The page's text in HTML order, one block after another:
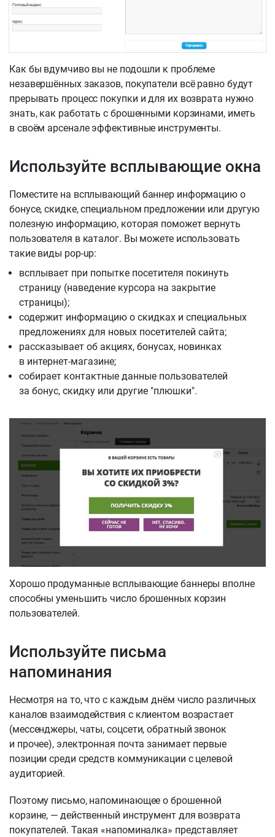
Как бы вдумчиво вы не подошли к проблеме
незавершённых заказов, покупатели всё равно будут
прерывать процесс покупки и для их возврата нужно
знать, как работать с брошенными корзинами, иметь
в своём арсенале эффективные инструменты.
Используйте всплывающие окна
Поместите на всплывающий баннер информацию о
бонусе, скидке, специальном предложении или другую
полезную информацию, которая поможет вернуть
пользователя в каталог. Вы можете использовать
такие виды pop-up:
всплывает при попытке посетителя покинуть
страницу (наведение курсора на закрытие
страницы);
содержит информацию о скидках и специальных
предложениях для новых посетителей сайта;
рассказывает об акциях, бонусах, новинках
в интернет-магазине;
собирает контактные данные пользователей
за бонус, скидку или другие "плюшки".
Хорошо продуманные всплывающие баннеры вполне
способны уменьшить число брошенных корзин
пользователей.
Используйте письма
напоминания
Несмотря на то, что с каждым днём число различных
каналов взаимодействия с клиентом возрастает
(мессенджеры, чаты, соцсети, обратный звонок
и прочее), электронная почта занимает первые
позиции среди средств коммуникации с целевой
аудиторией.
Поэтому письмо, напоминающее о брошенной
корзине, — действенный инструмент для возврата
покупателей. Такая «напоминалка» представляет